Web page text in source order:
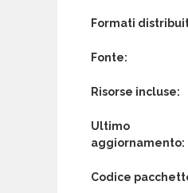
Formati
Fonte:
Risorse incluse:
Ultimo
aggiornamento:
Codice